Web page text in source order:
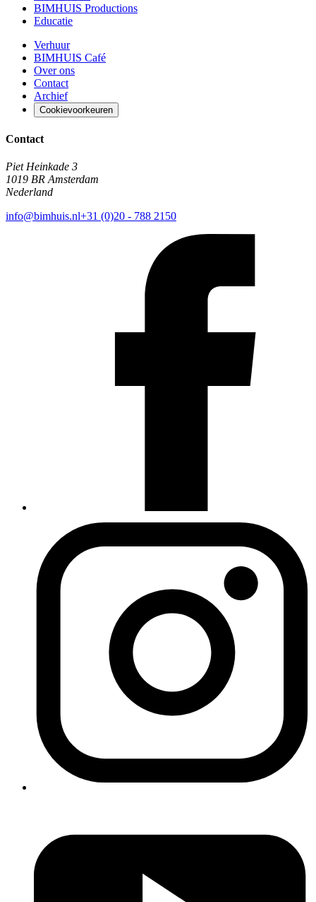
BIMHUIS Productions
Educatie
Verhuur
BIMHUIS Café
Over ons
Contact
Archief
Cookievoorkeuren
Contact
Piet Heinkade 3
1019 BR Amsterdam
Nederland
info@bimhuis.nl+31 (0)20 - 788 2150